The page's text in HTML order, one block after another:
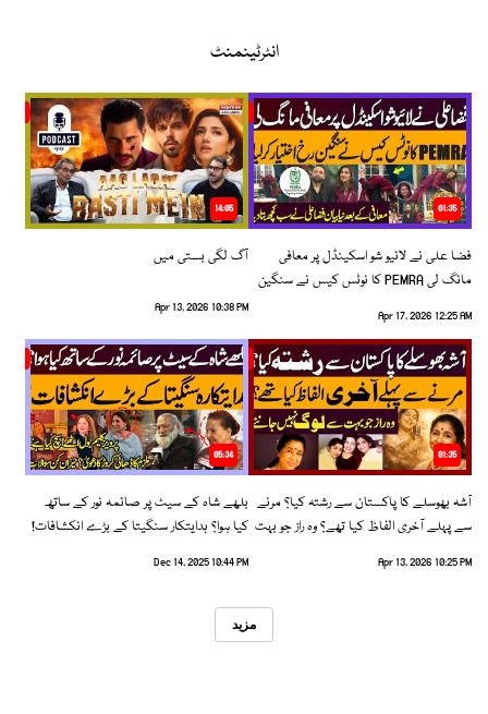
انٹرٹینمنٹ
01:35
فضا علی نے لائیو شو اسکینڈل پر معافی
مانگ لی PEMRA کا نوٹس کیس نے سنگین
Apr 17, 2026 12:25 AM
14:05
آگ لگی بستی میں
Apr 13, 2026 10:38 PM
01:35
آشہ بھوسلے کا پاکستان سے رشتہ کیا؟ مرنے
سے پہلے آخری الفاظ کیا تھے؟ وہ راز جو بہت
Apr 13, 2026 10:25 PM
05:34
بلھے شاہ کے سیٹ پر صائمہ نور کے ساتھ
کیا ہوا؟ ہدایتکار سنگیتا کے بڑے انکشافات!
Dec 14, 2025 10:44 PM
مزید